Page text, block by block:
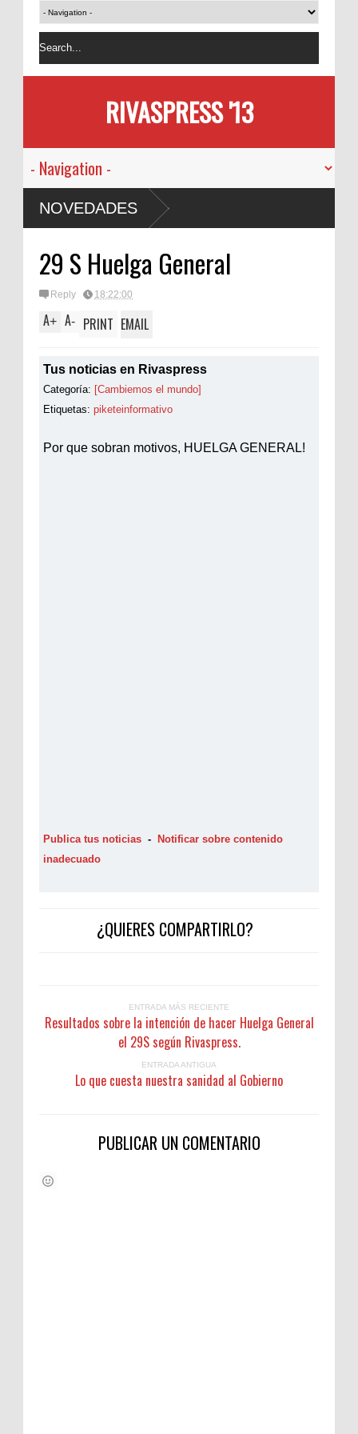
RIVASPRESS '13
NOVEDADES
29 S Huelga General
Reply 18:22:00
A+ A- PRINT EMAIL
Tus noticias en Rivaspress
Categoría: [Cambiemos el mundo]
Etiquetas: piketeinformativo
Por que sobran motivos, HUELGA GENERAL!
Publica tus noticias - Notificar sobre contenido
inadecuado
¿QUIERES COMPARTIRLO?
ENTRADA MÁS RECIENTE
Resultados sobre la intención de hacer Huelga General
el 29S según Rivaspress.
ENTRADA ANTIGUA
Lo que cuesta nuestra sanidad al Gobierno
PUBLICAR UN COMENTARIO